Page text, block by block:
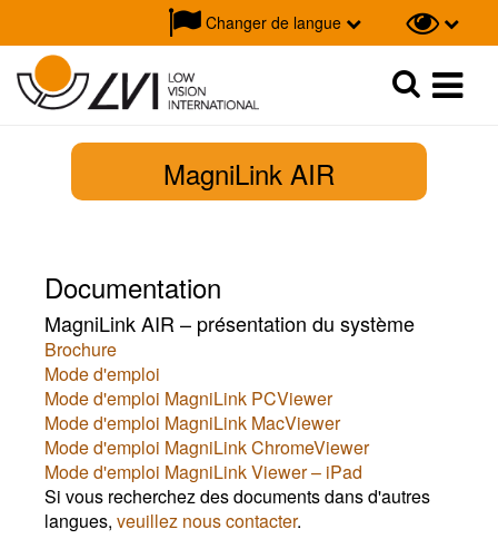
Changer de langue
Recherche
MagniLink AIR
Documentation
MagniLink AIR – présentation du système
Brochure
Mode d'emploi
Mode d'emploi MagniLink PCViewer
Mode d'emploi MagniLink MacViewer
Mode d'emploi MagniLink ChromeViewer
Mode d'emploi MagniLink Viewer – iPad
Si vous recherchez des documents dans d'autres
langues, veuillez nous contacter.